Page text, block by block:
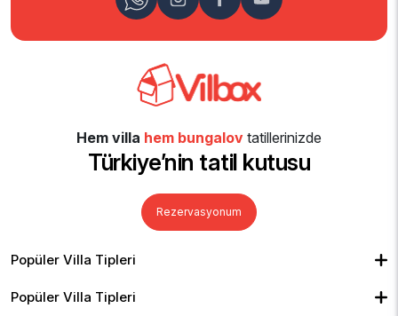
Hem villa hem bungalov tatillerinizde
Türkiye’nin tatil kutusu
Rezervasyonum
Popüler Villa Tipleri
Kiralık Bungalov
Kapalı Havuzlu Villalar
Popüler Villa Tipleri